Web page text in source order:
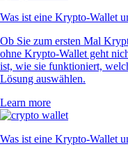
Was ist eine Krypto-Wallet
Ob Sie zum ersten Mal
ohne Krypto-Wallet geht
ist, wie sie funktioniert,
Lösung auswählen.
Learn more
Was ist eine Krypto-Wallet